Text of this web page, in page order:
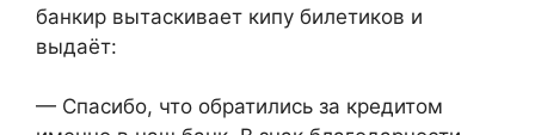
банкир вытаскивает кипу билетиков и
выдаёт:
— Спасибо, что обратились за кредитом